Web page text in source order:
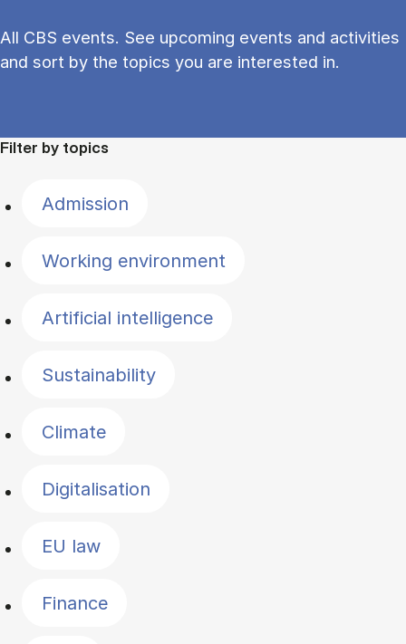
All CBS events. See upcoming events and activities
and sort by the topics you are interested in.
Filter by topics
Admission
Working environment
Artificial intelligence
Sustainability
Climate
Digitalisation
EU law
Finance